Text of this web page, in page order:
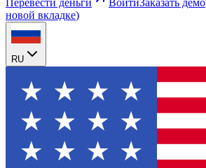
Перевести деньги
ВойтиЗаказать демо
новой вкладке)
RU